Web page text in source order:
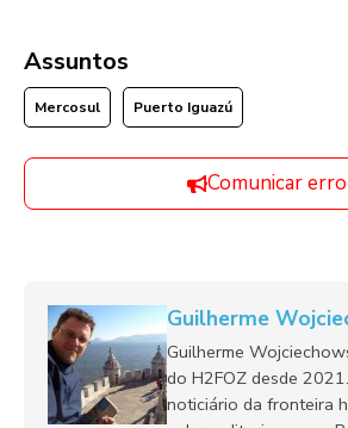
Assuntos
Mercosul Puerto Iguazú
Comunicar erro
Guilherme
Guilherme
do H2FOZ desde
noticiário da fronteira